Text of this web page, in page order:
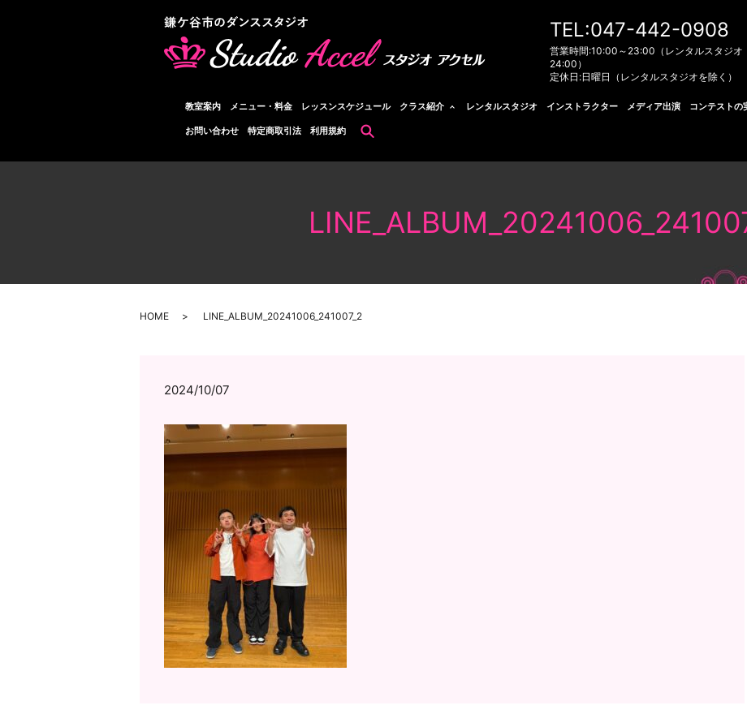
教室案内 メニュー・料金 レッスンスケジュール クラス紹介 レンタルスタジオ インストラクター メディア出演 コンテストの
お問い合わせ 特定商取引法 利用規約
TEL:047-442-0908
営業時間:10:00～23:00（レンタルスタジオ
24:00）
定休日:日曜日（レンタルスタジオを除く）
HOME LINE_ALBUM_20241006_241007_2
2024/10/07